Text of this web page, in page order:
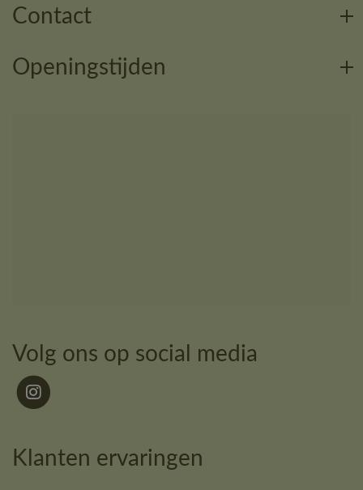
Contact
Openingstijden
Volg ons op social media
Klanten ervaringen